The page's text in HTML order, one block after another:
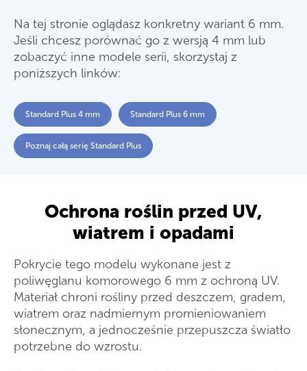
Na tej stronie oglądasz konkretny wariant 6 mm.
Jeśli chcesz porównać go z wersją 4 mm lub
zobaczyć inne modele serii, skorzystaj z
poniższych linków:
Standard Plus 4 mm Standard Plus 6 mm
Poznaj całą serię Standard Plus
Ochrona roślin przed UV,
wiatrem i opadami
Pokrycie tego modelu wykonane jest z
poliwęglanu komorowego 6 mm z ochroną UV.
Materiał chroni rośliny przed deszczem, gradem,
wiatrem oraz nadmiernym promieniowaniem
słonecznym, a jednocześnie przepuszcza światło
potrzebne do wzrostu.